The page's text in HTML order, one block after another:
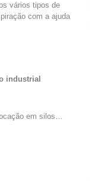
vários tipos de
com a ajuda
industrial
em silos…